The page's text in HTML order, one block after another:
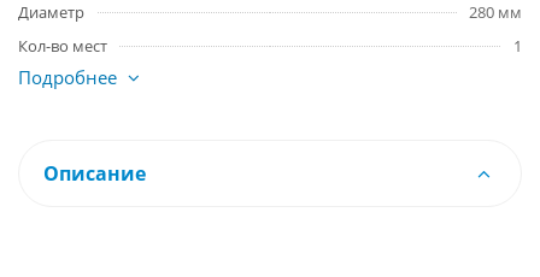
Диаметр
280 мм
Кол-во мест
1
Подробнее
Описание